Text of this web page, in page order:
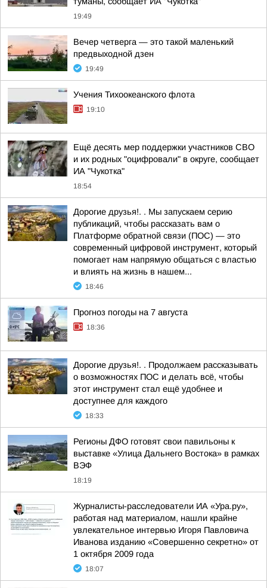
19:49
Вечер четверга — это такой маленький
предвыходной дзен
19:49
Учения Тихоокеанского флота
19:10
Ещё десять мер поддержки участников СВО
и их родных "оцифровали" в округе, сообщает
ИА "Чукотка"
18:54
Дорогие друзья!. . Мы запускаем серию
публикаций, чтобы рассказать вам о
Платформе обратной связи (ПОС) — это
современный цифровой инструмент, который
помогает нам напрямую общаться с властью
и влиять на жизнь в нашем...
18:46
Прогноз погоды на 7 августа
18:36
Дорогие друзья!. . Продолжаем рассказывать
о возможностях ПОС и делать всё, чтобы
этот инструмент стал ещё удобнее и
доступнее для каждого
18:33
Регионы ДФО готовят свои павильоны к
выставке «Улица Дальнего Востока» в рамках
ВЭФ
18:19
Журналисты-расследователи ИА «Ура.ру»,
работая над материалом, нашли крайне
увлекательное интервью Игоря Павловича
Иванова изданию «Совершенно секретно» от
1 октября 2009 года
18:07